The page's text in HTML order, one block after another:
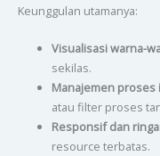
Keunggulan utamanya:
Visualisasi warna-
sekilas.
Manajemen
atau filter proses
Responsif dan
resource terbatas.